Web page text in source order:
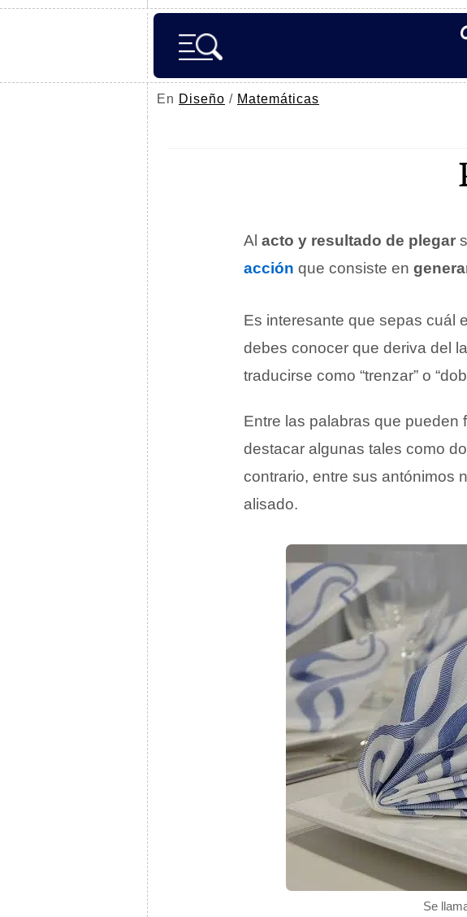
En Diseño / Matemáticas
Se
Al acto y resultado de plegar
acción que consiste en
Es interesante que sepas cuál
debes conocer que deriva del
traducirse como “trenzar” o
Entre las palabras que
destacar algunas tales como
contrario, entre sus antónimos
alisado.